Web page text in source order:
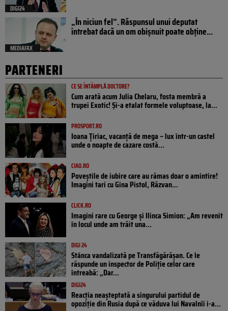
DIGI24
MEDIAFAX
„În niciun fel”. Răspunsul unui deputat
întrebat dacă un om obișnuit poate obține...
PARTENERI
CE SE ÎNTÂMPLĂ DOCTORE?
Cum arată acum Julia Chelaru, fosta membră a
trupei Exotic! Și-a etalat formele voluptoase, la...
PROSPORT.RO
Ioana Țiriac, vacanță de mega – lux într-un castel
unde o noapte de cazare costă...
CIAO.RO
Poveştile de iubire care au rămas doar o amintire!
Imagini tari cu Gina Pistol, Răzvan...
CLICK.RO
Imagini rare cu George și Ilinca Simion: „Am revenit
în locul unde am trăit una...
DIGI 24
Stânca vandalizată pe Transfăgărășan. Ce le
răspunde un inspector de Poliție celor care
întreabă: „Dar...
DIGI24
Reacția neașteptată a singurului partidul de
opoziţie din Rusia după ce văduva lui Navalnîi i-a...